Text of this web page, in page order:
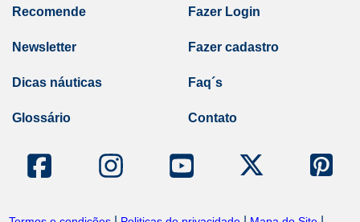
Recomende
Newsletter
Dicas náuticas
Glossário
Fazer Login
Fazer cadastro
Faq´s
Contato